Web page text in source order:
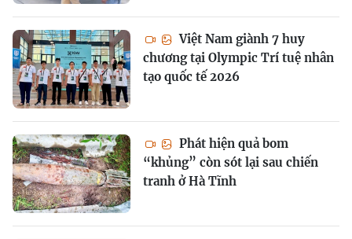
Việt Nam giành 7 huy
chương tại Olympic Trí tuệ nhân
tạo quốc tế 2026
Phát hiện quả bom
“khủng” còn sót lại sau chiến
tranh ở Hà Tĩnh